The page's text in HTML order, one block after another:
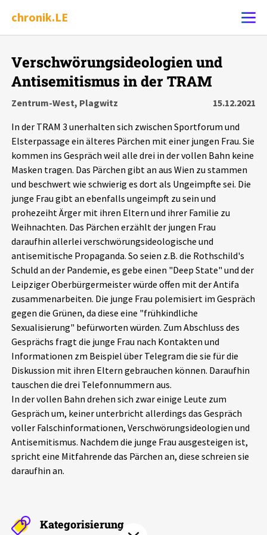
chronik.LE
Ereignis melden
Chronik
Dossiers
Leipziger Zustände
Schlaglichter
Phänomene
Aktuelles
Alle Beiträge
Veranstaltungen
Pressemitteilungen
Podcasts
Über uns
Projektbeschreibung
Kontakt
Unterstützer_innen
Spenden
chronik.LE in der Presse
Verschwörungsideologien und
Antisemitismus in der TRAM
Zentrum-West, Plagwitz
15.12.2021
In der TRAM 3 unerhalten sich zwischen Sportforum und
Elsterpassage ein älteres Pärchen mit einer jungen Frau. Sie
kommen ins Gespräch weil alle drei in der vollen Bahn keine
Masken tragen. Das Pärchen gibt an aus Wien zu stammen
und beschwert wie schwierig es dort als Ungeimpfte sei. Die
junge Frau gibt an ebenfalls ungeimpft zu sein und
prohezeiht Ärger mit ihren Eltern und ihrer Familie zu
Weihnachten. Das Pärchen erzählt der jungen Frau
daraufhin allerlei verschwörungsideologische und
antisemitische Propaganda. So seien z.B. die Rothschild's
Schuld an der Pandemie, es gebe einen "Deep State" und der
Leipziger Oberbürgermeister würde offen mit der Antifa
zusammenarbeiten. Die junge Frau polemisiert im Gespräch
gegen die Grünen, da diese eine "frühkindliche
Sexualisierung" befürworten würden. Zum Abschluss des
Gesprächs fragt die junge Frau nach Kontakten und
Informationen zm Beispiel über Telegram die sie für die
Diskussion mit ihren Eltern gebrauchen können. Daraufhin
tauschen die drei Telefonnummern aus.
In der vollen Bahn drehen sich zwar einige Leute zum
Gespräch um, keiner unterbricht allerdings das Gespräch
voller Falschinformationen, Verschwörungsideologien und
Antisemitismus. Nachdem die junge Frau ausgesteigen ist,
spricht eine Mitfahrende das Pärchen an, diese schreien sie
daraufhin an.
Kategorisierung
Alle Ereignisse
7502Ereignisse
Ereignisse
Exportieren ? Filter Erklärungen